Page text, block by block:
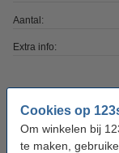
Cookies op
Om winkelen bij
te maken,
Aantal:
Extra info:
10
€ 32,99